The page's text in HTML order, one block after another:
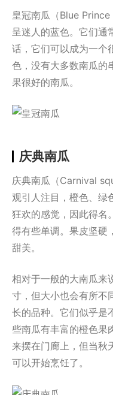
皇冠南瓜（Blue Prince
呈迷人的蓝色。它们通
话，它们可以成为一个
色，没有大多数南瓜的
果很好的南瓜。
庆典南瓜
庆典南瓜（Carnival
观引人注目，橙色、绿
狂欢的感觉，因此得名
得有些单调。果皮坚硬
甜美。
相对于一般的大南瓜来
寸，但大小也会有所不
长的品种。它们似乎是
些南瓜有丰富的橙色果
来摆在门廊上，但当秋
可以开始烹饪了。